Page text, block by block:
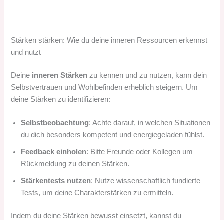
Stärken stärken: Wie du deine inneren Ressourcen erkennst
und nutzt
Deine inneren Stärken zu kennen und zu nutzen, kann dein
Selbstvertrauen und Wohlbefinden erheblich steigern. Um
deine Stärken zu identifizieren:
Selbstbeobachtung: Achte darauf, in welchen Situationen
du dich besonders kompetent und energiegeladen fühlst.
Feedback einholen: Bitte Freunde oder Kollegen um
Rückmeldung zu deinen Stärken.
Stärkentests nutzen: Nutze wissenschaftlich fundierte
Tests, um deine Charakterstärken zu ermitteln.
Indem du deine Stärken bewusst einsetzt, kannst du